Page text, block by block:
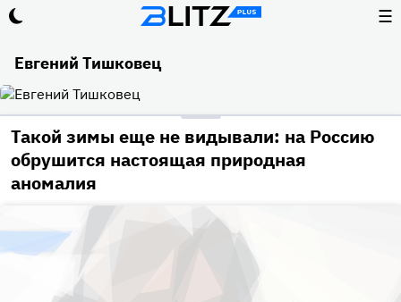
☰
Евгений Тишковец
Такой зимы еще не видывали: на Россию
обрушится настоящая природная
аномалия